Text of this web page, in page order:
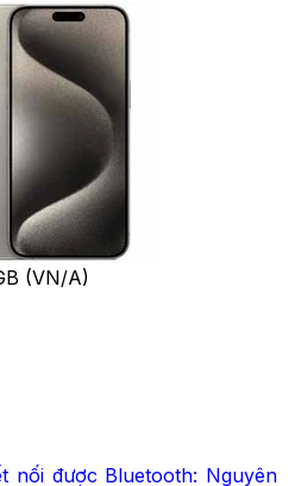
(VN/A)
nối được Bluetooth: Nguyên